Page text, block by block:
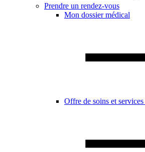
Prendre un rendez-vous
Mon dossier médical
Offre de soins et